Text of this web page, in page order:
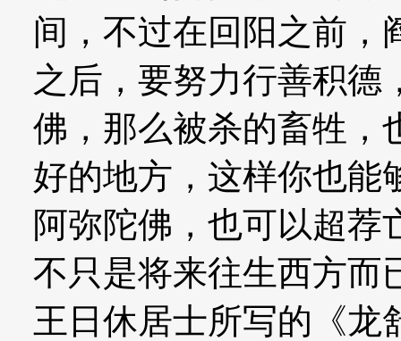
间，不过在回阳之前，
之后，要努力行善积德
佛，那么被杀的畜牲，
好的地方，这样你也能
阿弥陀佛，也可以超荐
不只是将来往生西方而
王日休居士所写的《龙